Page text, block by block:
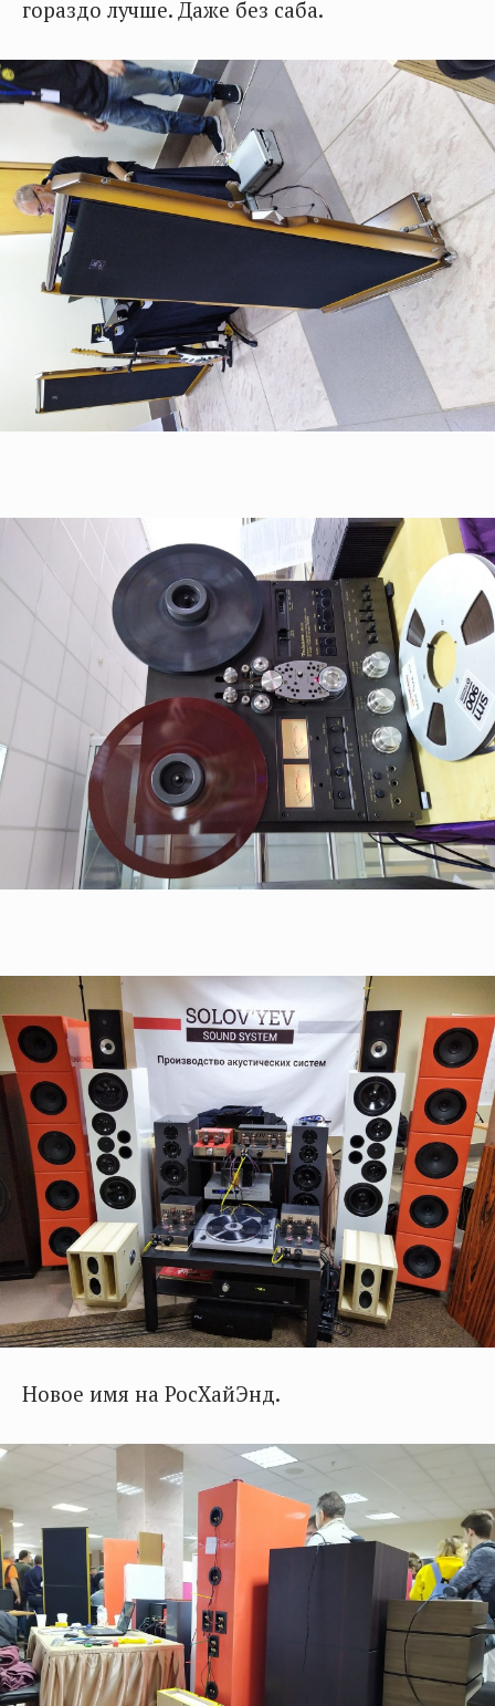
гораздо лучше. Даже без саба.
Новое имя на РосХайЭнд.